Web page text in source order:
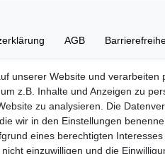
AGB
Versand- &
© Copyright 2026
unserer Website und verarbeiten
z.B. Inhalte und Anzeigen zu
zu analysieren. Die
wir in den Einstellungen
eines berechtigten
einzuwilligen und die